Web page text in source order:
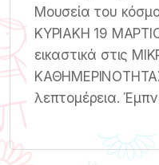
Μουσεία του
ΚΥΡΙΑΚH 19
εικαστικά στις
λεπτομέρεια.